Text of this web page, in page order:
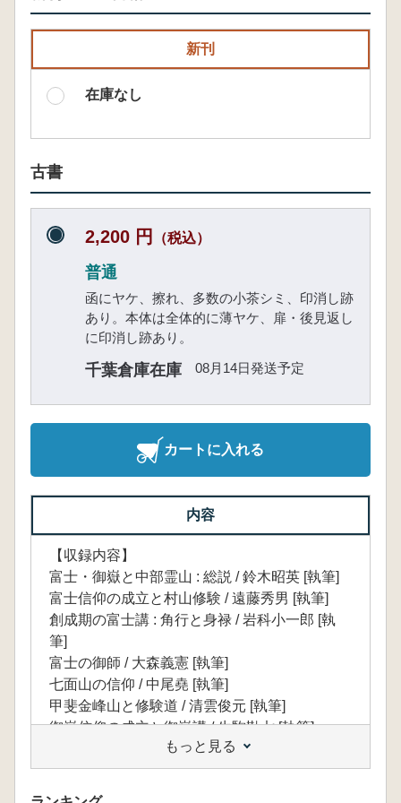
新刊
在庫なし
古書
2,200 円 （税込）
普通
函にヤケ、擦れ、多数の小茶シミ、印消し跡
あり。本体は全体的に薄ヤケ、扉・後見返し
に印消し跡あり。
千葉倉庫在庫 08月14日発送予定
カートに入れる
内容
【収録内容】
富士・御嶽と中部霊山 : 総説 / 鈴木昭英 [執筆]
富士信仰の成立と村山修験 / 遠藤秀男 [執筆]
創成期の富士講 : 角行と身禄 / 岩科小一郎 [執
筆]
富士の御師 / 大森義憲 [執筆]
七面山の信仰 / 中尾堯 [執筆]
甲斐金峰山と修験道 / 清雲俊元 [執筆]
御嶽信仰の成立と御嶽講 / 生駒勘七 [執筆]
近世御嶽信仰の実態 / 宮田登 [執筆]
木曾御嶽の霊神碑 / 児玉允 [執筆]
秋葉山の信仰 / 武井正弘 [執筆]
もっと見る